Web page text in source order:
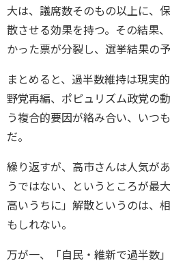
大は、議席数そのもの以上に、
散させる効果を持つ。その結果
かった票が分裂し、選挙結果の
まとめると、過半数維持は現実
野党再編、ポピュリズム政党の
う複合的要因が絡み合い、いつ
だ。
繰り返すが、高市さんは人気が
うではない、というところが最
高いうちに」解散というのは、
もしれない。
万が一、「自民・維新で過半数